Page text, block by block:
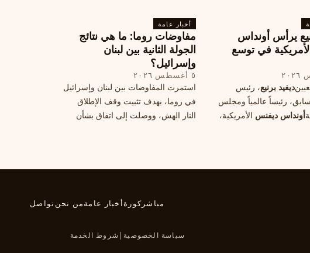
يرأس أونداس
في توسع
ديفيد برنيع، رئيس
رئيساً عالمياً ومجلس
أونداس ديفنس الأمريكية،
أخبار عامة
مفاوضات روما: ما هي نتائج
الجولة الثانية بين لبنان
وإسرائيل؟
٥ أغسطس ٢٠٢٦
استمرت المفاوضات بين لبنان وإسرائيل
في روما، بهدف تثبيت وقف الإطلاق
النار الهش، ووصلت إلى اتفاق بشأن
لمعالجة الملفات العالقة، فيما يرى
مباشر كورةأخبار عامةمن نحنتواصل
سياسة الخصوصية | شروط الخدمة